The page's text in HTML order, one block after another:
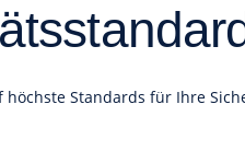
Standards für Ihre